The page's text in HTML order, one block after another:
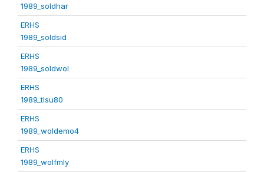
1989_soldhar
ERHS
1989_soldsid
ERHS
1989_soldwol
ERHS
1989_tlsu80
ERHS
1989_woldemo4
ERHS
1989_wolfmly